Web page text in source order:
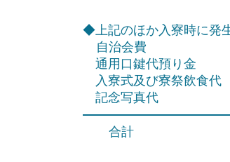
◆上記のほか入寮時に発
自治会費
通用口鍵代預り
入寮式及び寮祭飲
記念写真代
合計